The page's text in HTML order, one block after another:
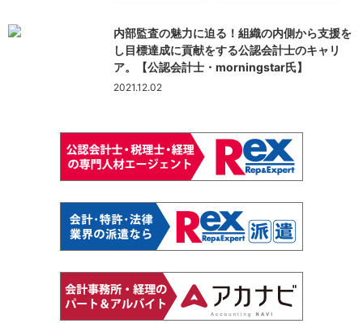
内部監査の魅力に迫る！組織の内側から支援を
し目標達成に貢献をする公認会計士のキャリ
ア。【公認会計士・morningstar氏】
2021.12.02